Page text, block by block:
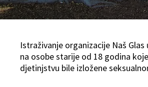
Istraživanje organizacije Naš
na osobe starije od 18 godina
djetinjstvu bile izložene